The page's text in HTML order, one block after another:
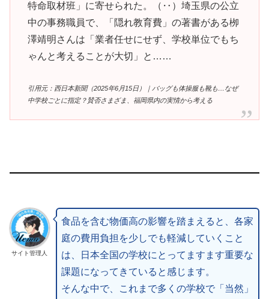
特命取材班」に寄せられた。（‥）埼玉県の公立
中の事務職員で、「隠れ教育費」の著書がある栁
澤靖明さんは「業者任せにせず、学校単位でもち
ゃんと考えることが大切」と……
引用元：西日本新聞（2025年6月15日）｜バッグも体操服も靴も…なぜ
中学校ごとに指定？賛否さまざま、福岡県内の実情から考える
サイト管理人
食品を含む物価高の影響を踏まえると、各家
庭の費用負担を少しでも軽減していくこと
は、日本全国の学校にとってますます重要な
課題になってきていると感じます。
そんな中で、これまで多くの学校で「当然」